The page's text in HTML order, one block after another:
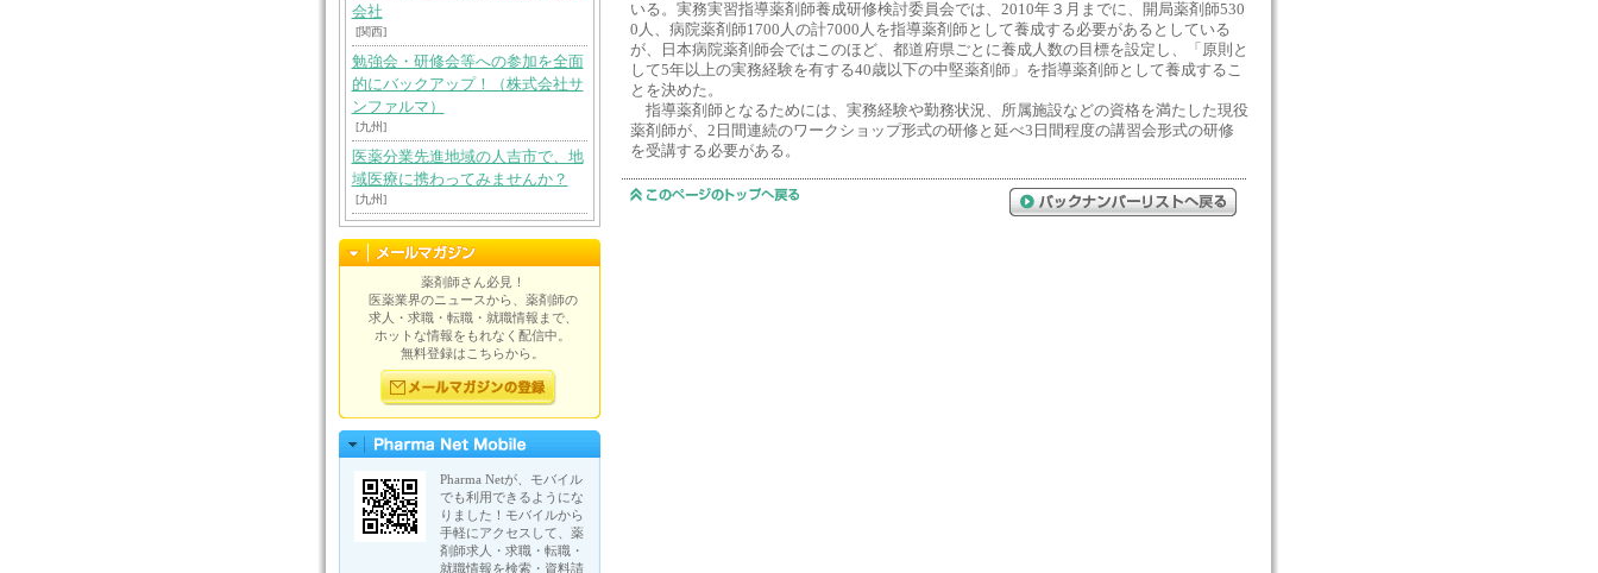
会社
[関西]
勉強会・研修会等への参加を全面
的にバックアップ！（株式会社サ
ンファルマ）
[九州]
医薬分業先進地域の人吉市で、地
域医療に携わってみませんか？
[九州]
薬剤師さん必見！
医薬業界のニュースから、薬剤師の
求人・求職・転職・就職情報まで、
ホットな情報をもれなく配信中。
無料登録はこちらから。
Pharma Netが、モバイル
でも利用できるようにな
りました！モバイルから
手軽にアクセスして、薬
剤師求人・求職・転職・
就職情報を検索・資料請
いる。実務実習指導薬剤師養成研修検討委員会では、2010年３月までに、開局薬剤師530
0人、病院薬剤師1700人の計7000人を指導薬剤師として養成する必要があるとしている
が、日本病院薬剤師会ではこのほど、都道府県ごとに養成人数の目標を設定し、「原則と
して5年以上の実務経験を有する40歳以下の中堅薬剤師」を指導薬剤師として養成するこ
とを決めた。
指導薬剤師となるためには、実務経験や勤務状況、所属施設などの資格を満たした現役
薬剤師が、2日間連続のワークショップ形式の研修と延べ3日間程度の講習会形式の研修
を受講する必要がある。